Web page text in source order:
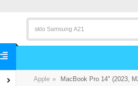
Apple » MacBook Pro 14" (2023,